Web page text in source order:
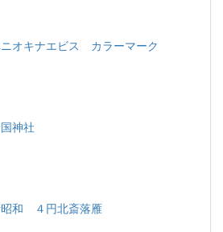
オキナエビス カラーマーク
神社
昭和 ４円北斎落雁